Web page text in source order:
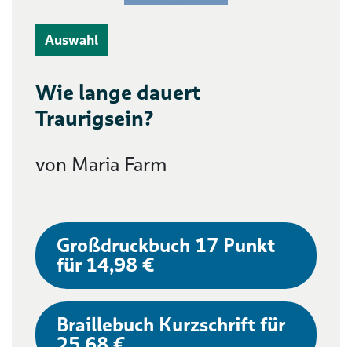
Auswahl
Wie lange dauert
Traurigsein?
von Maria Farm
Großdruckbuch 17 Punkt
für 14,98 €
Braillebuch Kurzschrift für